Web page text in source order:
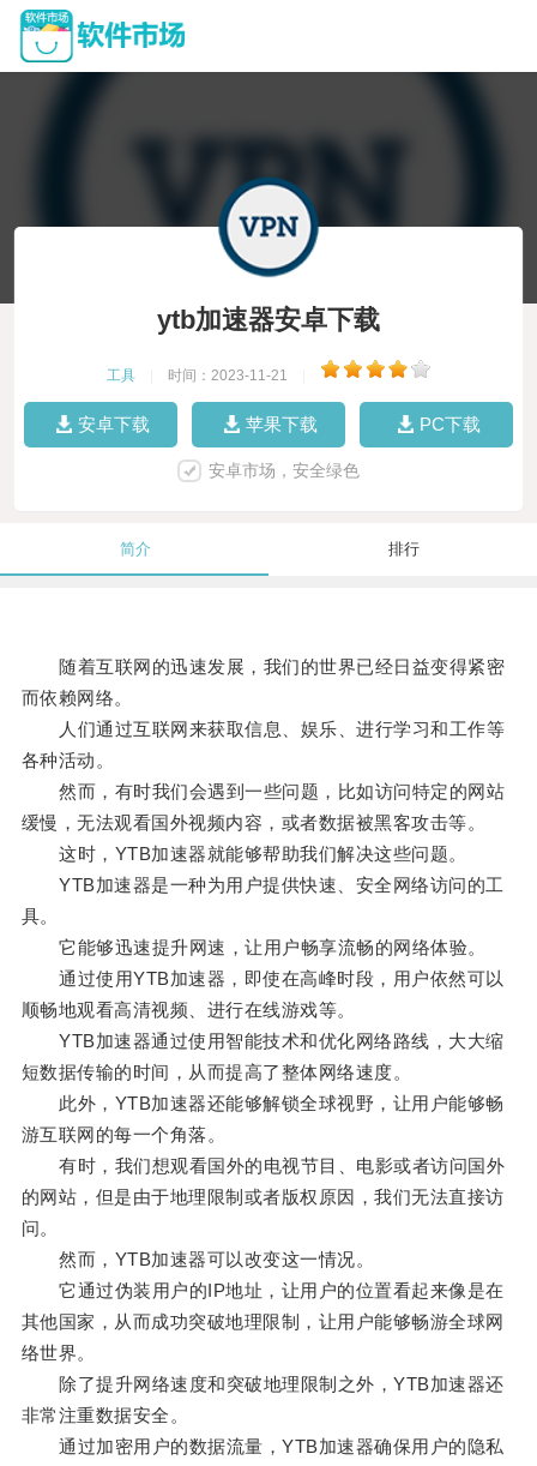
ytb加速器安卓下载
工具 时间：2023-11-21
安卓下载 苹果下载 PC下载
安卓市场，安全绿色
简介 排行
随着互联网的迅速发展，我们的世界已经日益变得紧密
而依赖网络。
人们通过互联网来获取信息、娱乐、进行学习和工作等
各种活动。
然而，有时我们会遇到一些问题，比如访问特定的网站
缓慢，无法观看国外视频内容，或者数据被黑客攻击等。
这时，YTB加速器就能够帮助我们解决这些问题。
YTB加速器是一种为用户提供快速、安全网络访问的工
具。
它能够迅速提升网速，让用户畅享流畅的网络体验。
通过使用YTB加速器，即使在高峰时段，用户依然可以
顺畅地观看高清视频、进行在线游戏等。
YTB加速器通过使用智能技术和优化网络路线，大大缩
短数据传输的时间，从而提高了整体网络速度。
此外，YTB加速器还能够解锁全球视野，让用户能够畅
游互联网的每一个角落。
有时，我们想观看国外的电视节目、电影或者访问国外
的网站，但是由于地理限制或者版权原因，我们无法直接访
问。
然而，YTB加速器可以改变这一情况。
它通过伪装用户的IP地址，让用户的位置看起来像是在
其他国家，从而成功突破地理限制，让用户能够畅游全球网
络世界。
除了提升网络速度和突破地理限制之外，YTB加速器还
非常注重数据安全。
通过加密用户的数据流量，YTB加速器确保用户的隐私